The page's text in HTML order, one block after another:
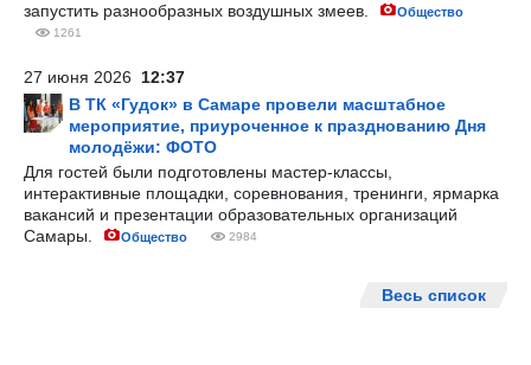
запустить разнообразных воздушных змеев.
Общество
1261
27 июня 2026 12:37
В ТК «Гудок» в Самаре провели масштабное
мероприятие, приуроченное к празднованию Дня
молодёжи: ФОТО
Для гостей были подготовлены мастер-классы,
интерактивные площадки, соревнования, тренинги, ярмарка
вакансий и презентации образовательных организаций
Самары.
Общество 2984
Весь список